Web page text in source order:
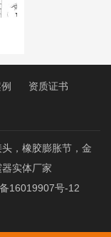
资质证书
，橡胶膨胀节，金
实体厂家
16019907号-12